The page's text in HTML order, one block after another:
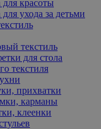
для красоты
ухода за детьми
текстиль
для стола
текстиля
прихватки
карманы
клеенки